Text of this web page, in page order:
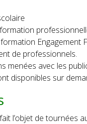
Engagement
de professionnels.
menées avec les
disponibles sur
l’objet de tournées